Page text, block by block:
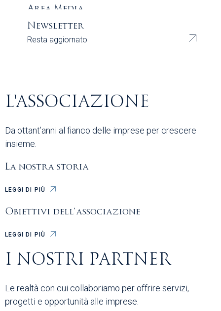
Prossimi appuntamenti​
Area Media
Voci dal territorio
Newsletter
Resta aggiornato
L'ASSOCIAZIONE
Da ottant’anni al fianco delle imprese per crescere
insieme.
La nostra storia
LEGGI DI PIÙ
Obiettivi dell’associazione
LEGGI DI PIÙ
I NOSTRI PARTNER
Le realtà con cui collaboriamo per offrire servizi,
progetti e opportunità alle imprese.